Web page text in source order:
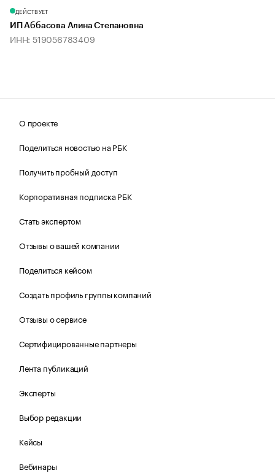
ДЕЙСТВУЕТ
ИП Аббасова Алина Степановна
ИНН: 519056783409
О проекте
Поделиться новостью на РБК
Получить пробный доступ
Корпоративная подписка РБК
Стать экспертом
Отзывы о вашей компании
Поделиться кейсом
Создать профиль группы компаний
Отзывы о сервисе
Сертифицированные партнеры
Лента публикаций
Эксперты
Выбор редакции
Кейсы
Вебинары